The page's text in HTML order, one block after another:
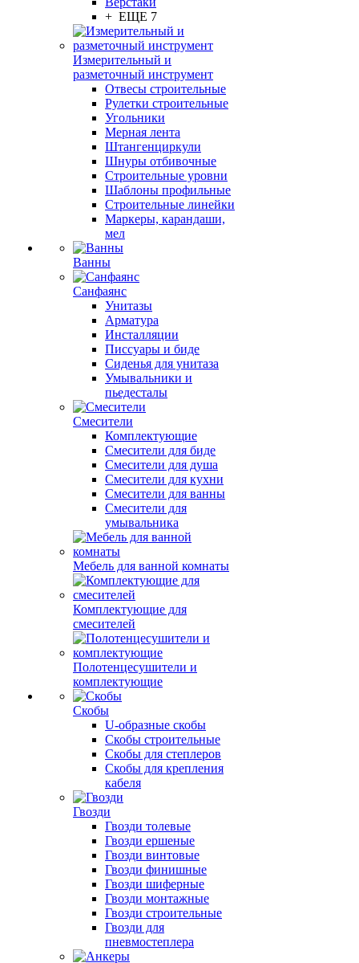
+ ЕЩЕ 7
Измерительный и
разметочный инструмент
Отвесы строительные
Рулетки строительные
Угольники
Мерная лента
Штангенциркули
Шнуры отбивочные
Строительные уровни
Шаблоны профильные
Строительные линейки
Маркеры, карандаши,
мел
Ванны
Санфаянс
Унитазы
Арматура
Инсталляции
Писсуары и биде
Сиденья для унитаза
Умывальники и
пьедесталы
Смесители
Комплектующие
Смесители для биде
Смесители для душа
Смесители для кухни
Смесители для ванны
Смесители для
умывальника
Мебель для ванной комнаты
Комплектующие для
смесителей
Полотенцесушители и
комплектующие
Скобы
U-образные скобы
Скобы строительные
Скобы для степлеров
Скобы для крепления
кабеля
Гвозди
Гвозди толевые
Гвозди ершеные
Гвозди винтовые
Гвозди финишные
Гвозди шиферные
Гвозди монтажные
Гвозди строительные
Гвозди для
пневмостеплера